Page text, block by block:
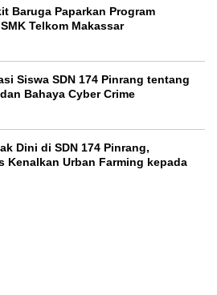
Baruga Paparkan Program
Telkom Makassar
Siswa SDN 174 Pinrang tentang
Bahaya Cyber Crime
Dini di SDN 174 Pinrang,
Kenalkan Urban Farming kepada